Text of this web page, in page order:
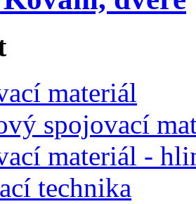
materiál
spojovací
materiál -
technika